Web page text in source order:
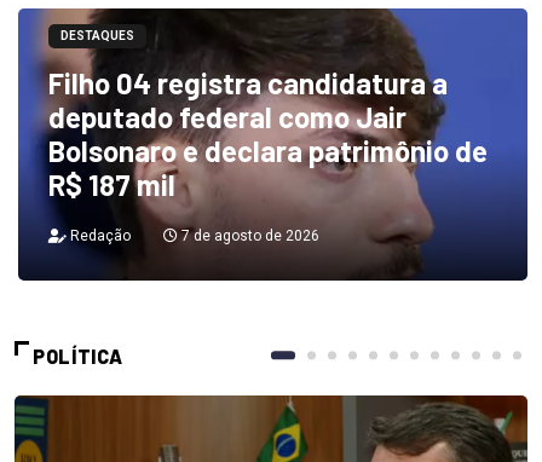
DESTAQUES
Filho 04 registra candidatura a
deputado federal como Jair
Bolsonaro e declara patrimônio de
R$ 187 mil
Redação 7 de agosto de 2026
POLÍTICA